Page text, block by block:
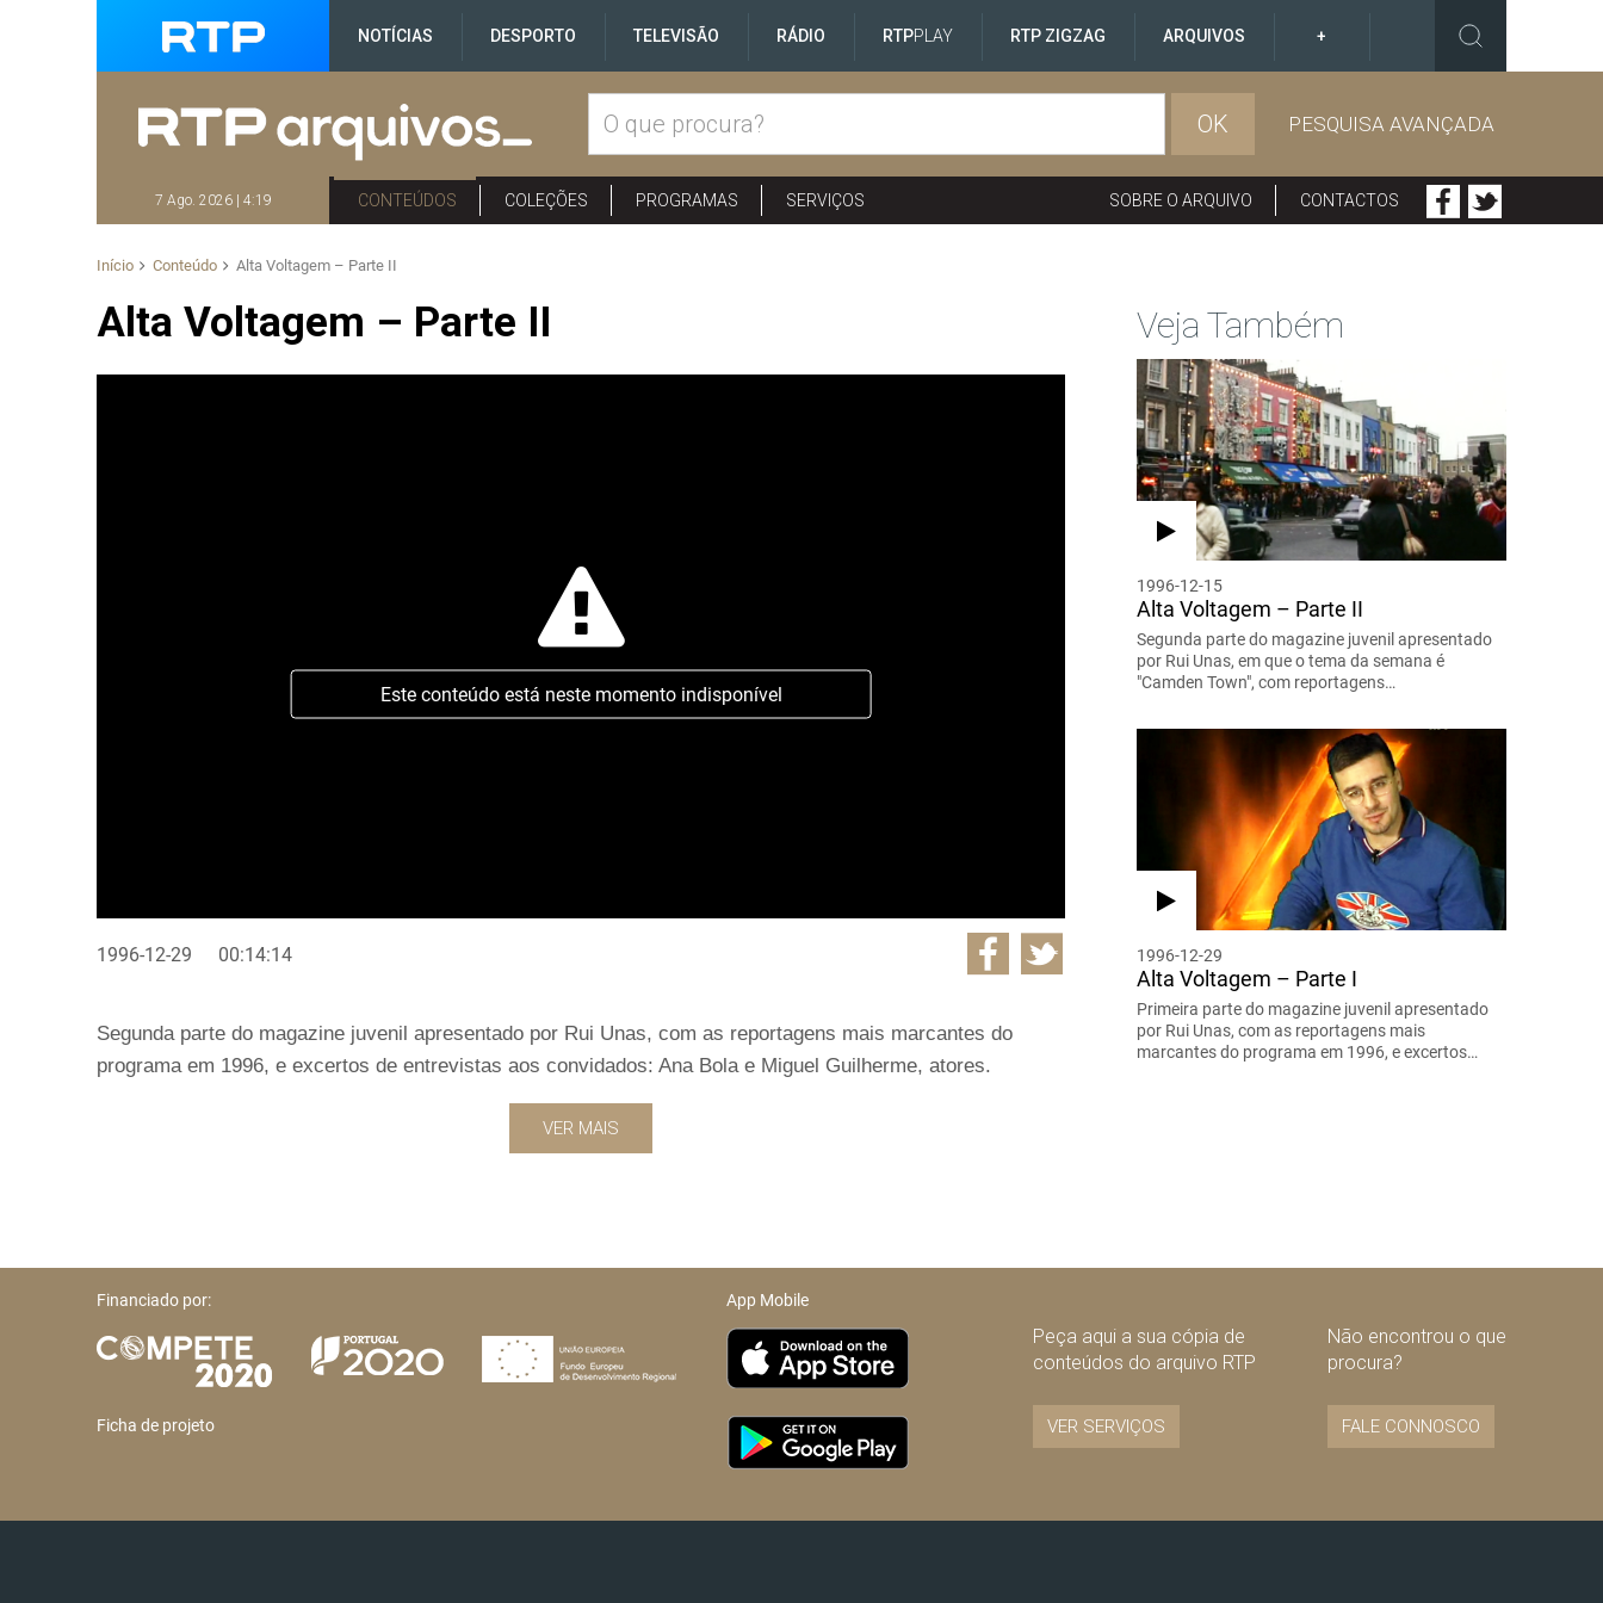
NOTÍCIAS DESPORTO TELEVISÃO RÁDIO RTPPLAY RTP ZIGZAG ARQUIVOS +
OK PESQUISA AVANÇADA
7 Ago. 2026 | 4:19 CONTEÚDOS COLEÇÕES PROGRAMAS SERVIÇOS SOBRE O ARQUIVO CONTACTOS
Início Conteúdo Alta Voltagem – Parte II
Alta Voltagem – Parte II
Este conteúdo está neste momento indisponível
1996-12-29 00:14:14
Segunda parte do magazine juvenil apresentado por Rui Unas, com as reportagens mais marcantes do
programa em 1996, e excertos de entrevistas aos convidados: Ana Bola e Miguel Guilherme, atores.
VER MAIS
Veja Também
1996-12-15
Alta Voltagem – Parte II
Segunda parte do magazine juvenil apresentado
por Rui Unas, em que o tema da semana é
"Camden Town", com reportagens…
1996-12-29
Alta Voltagem – Parte I
Primeira parte do magazine juvenil apresentado
por Rui Unas, com as reportagens mais
marcantes do programa em 1996, e excertos…
Financiado por:
Ficha de projeto
App Mobile
Peça aqui a sua cópia de
conteúdos do arquivo RTP
VER SERVIÇOS
Não encontrou o que
procura?
FALE CONNOSCO